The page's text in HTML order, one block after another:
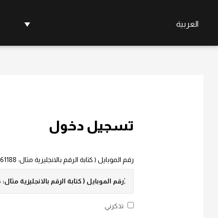
العربية
تسجيل دخول
رقم الموبايل ( كتابة الرقم بالانجليزية مثال: 7516661188)
تذكرني